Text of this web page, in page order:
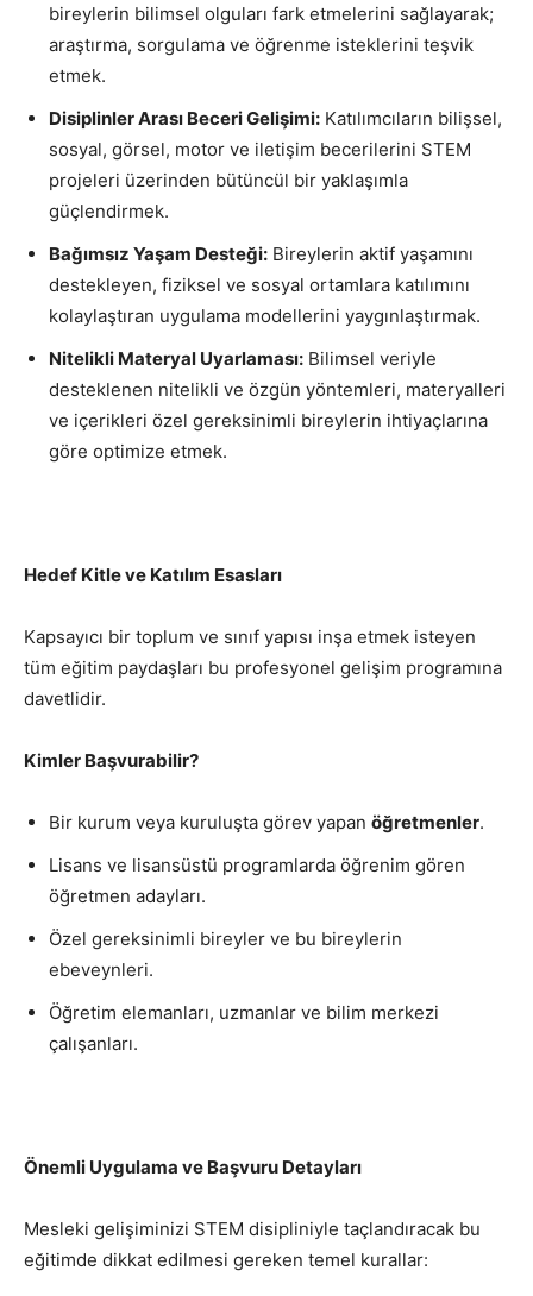
bireylerin bilimsel olguları fark etmelerini sağlayarak;
araştırma, sorgulama ve öğrenme isteklerini teşvik
etmek.
Disiplinler Arası Beceri Gelişimi: Katılımcıların bilişsel,
sosyal, görsel, motor ve iletişim becerilerini STEM
projeleri üzerinden bütüncül bir yaklaşımla
güçlendirmek.
Bağımsız Yaşam Desteği: Bireylerin aktif yaşamını
destekleyen, fiziksel ve sosyal ortamlara katılımını
kolaylaştıran uygulama modellerini yaygınlaştırmak.
Nitelikli Materyal Uyarlaması: Bilimsel veriyle
desteklenen nitelikli ve özgün yöntemleri, materyalleri
ve içerikleri özel gereksinimli bireylerin ihtiyaçlarına
göre optimize etmek.
Hedef Kitle ve Katılım Esasları
Kapsayıcı bir toplum ve sınıf yapısı inşa etmek isteyen
tüm eğitim paydaşları bu profesyonel gelişim programına
davetlidir.
Kimler Başvurabilir?
Bir kurum veya kuruluşta görev yapan öğretmenler.
Lisans ve lisansüstü programlarda öğrenim gören
öğretmen adayları.
Özel gereksinimli bireyler ve bu bireylerin
ebeveynleri.
Öğretim elemanları, uzmanlar ve bilim merkezi
çalışanları.
Önemli Uygulama ve Başvuru Detayları
Mesleki gelişiminizi STEM disipliniyle taçlandıracak bu
eğitimde dikkat edilmesi gereken temel kurallar: